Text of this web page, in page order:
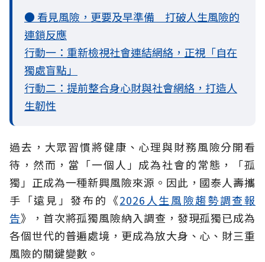
● 看見風險，更要及早準備 打破人生風險的
連鎖反應
行動一：重新檢視社會連結網絡，正視「自在
獨處盲點」
行動二：提前整合身心財與社會網絡，打造人
生韌性
過去，大眾習慣將健康、心理與財務風險分開看
待，然而，當「一個人」成為社會的常態，「孤
獨」正成為一種新興風險來源。因此，國泰人壽攜
手「遠見」發布的《2026人生風險趨勢調查報
告》，首次將孤獨風險納入調查，發現孤獨已成為
各個世代的普遍處境，更成為放大身、心、財三重
風險的關鍵變數。